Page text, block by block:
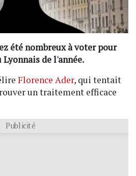
été nombreux à voter pour
de l'année.
Florence Ader, qui tentait
un traitement efficace
Publicité